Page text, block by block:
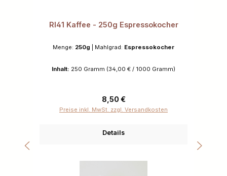
RI41 Kaffee - 250g Espressokocher
Menge: 250g Mahlgrad: Espressokocher
Inhalt: 250 Gramm (34,00 € / 1000 Gramm)
Regulärer Preis:
8,50 €
Preise inkl. MwSt. zzgl. Versandkosten
Details